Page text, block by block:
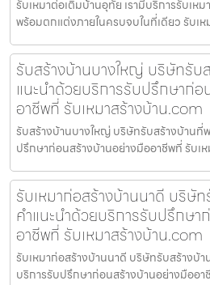
รับเหมาต่อเติมบ้านอุทัย เรามีบริการรับเห
พร้อมตกแต่งภายในครบจบในที่เดียว รับเ
รับสร้างบ้านบางใหญ่ บริษัทรับ
แนะนำด้วยบริการรับปรึกษาก่
อาชีพที่ รับเหมาสร้างบ้าน.com
รับสร้างบ้านบางใหญ่ บริษัทรับสร้างบ้านที่
ปรึกษาก่อนสร้างบ้านอย่างมืออาชีพที่ รับเห
รับเหมาก่อสร้างบ้านนาดี บริษั
คำแนะนำด้วยบริการรับปรึกษา
อาชีพที่ รับเหมาสร้างบ้าน.com
รับเหมาก่อสร้างบ้านนาดี บริษัทรับสร้างบ้
บริการรับปรึกษาก่อนสร้างบ้านอย่างมืออา